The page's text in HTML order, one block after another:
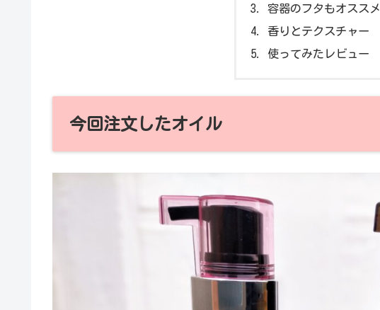
容器のフタもオススメ
香りとテクスチャー
使ってみたレビュー
今回注文したオイル